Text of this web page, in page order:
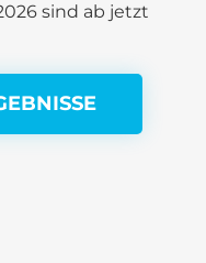
sind ab jetzt